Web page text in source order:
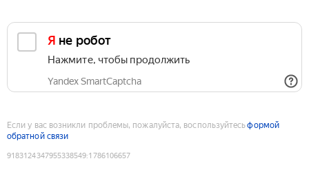
Я не робот
Нажмите, чтобы продолжить
Yandex SmartCaptcha
Если у вас возникли проблемы, пожалуйста, воспользуйтесьформой
обратной связи
9183124347955338549:1786106657